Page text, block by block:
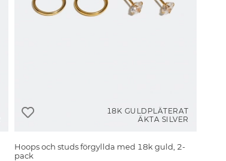
18K GULDPLÄTERAT
ÄKTA SILVER
Hoops och studs förgyllda med 18k guld, 2-
pack